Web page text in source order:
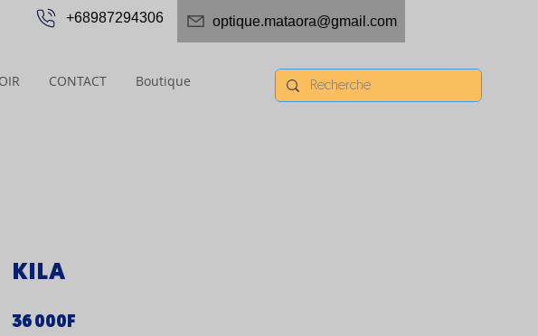
+68987294306 optique.mataora@gmail.com
CONTACT Boutique
KILA
36 000F